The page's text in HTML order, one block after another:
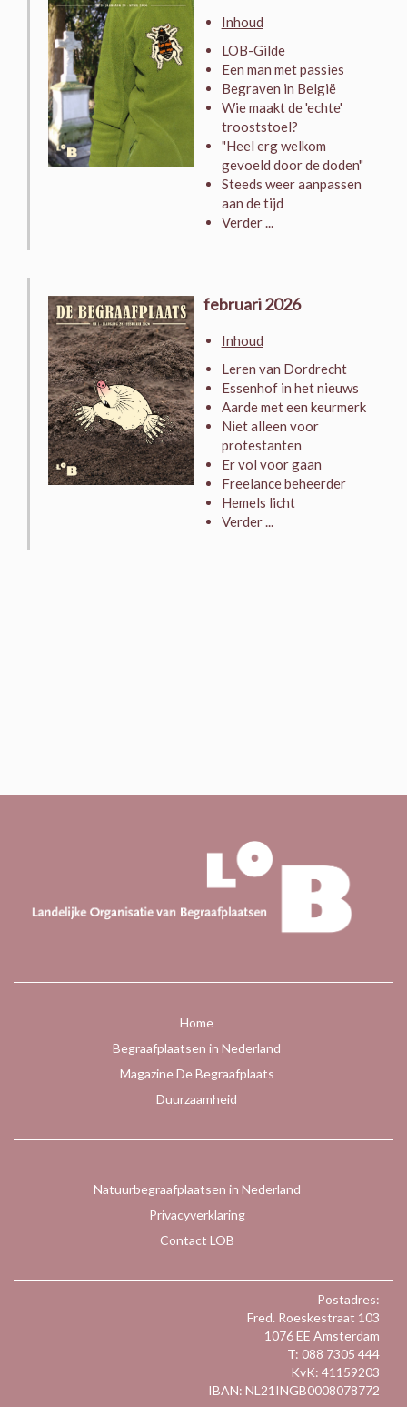
Inhoud
LOB-Gilde
Een man met passies
Begraven in België
Wie maakt de 'echte'
trooststoel?
"Heel erg welkom
gevoeld door de doden"
Steeds weer aanpassen
aan de tijd
Verder ...
februari 2026
Inhoud
Leren van Dordrecht
Essenhof in het nieuws
Aarde met een keurmerk
Niet alleen voor
protestanten
Er vol voor gaan
Freelance beheerder
Hemels licht
Verder ...
Home
Begraafplaatsen in Nederland
Magazine De Begraafplaats
Duurzaamheid
Natuurbegraafplaatsen in Nederland
Privacyverklaring
Contact LOB
Postadres:
Fred. Roeskestraat 103
1076 EE Amsterdam
T: 088 7305 444
KvK: 41159203
IBAN: NL21INGB0008078772